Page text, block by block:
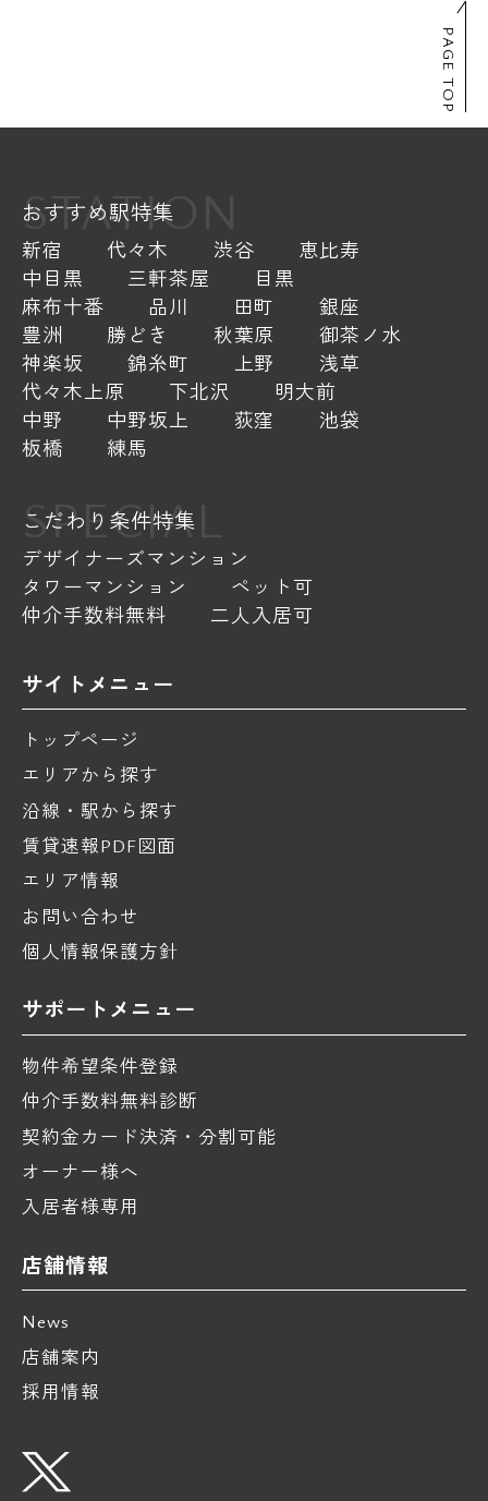
PAGE TOP
STATION
おすすめ駅特集
新宿 代々木 渋谷
恵比寿
中目黒
三軒茶屋
目黒
麻布十番
品川 田町
銀座
豊洲
勝どき 秋葉原
御茶ノ水
神楽坂
錦糸町 上野
浅草
代々木上原
下北沢
明大前
中野
中野坂上 荻窪
池袋
板橋
練馬
SPECIAL
こだわり条件特集
デザイナーズマンション
タワーマンション
ペット可
仲介手数料無料
二人入居可
サイトメニュー
トップページ
エリアから探す
沿線・駅から探す
賃貸速報PDF図面
エリア情報
お問い合わせ
個人情報保護方針
サポートメニュー
物件希望条件登録
仲介手数料無料診断
契約金カード決済・分割可能
オーナー様へ
入居者様専用
店舗情報
News
店舗案内
採用情報